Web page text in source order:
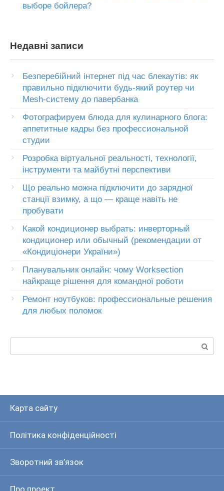
выборе бойлера?
Недавні записи
Безперебійний інтернет під час блекаутів: як
правильно підключити будь-який роутер чи
Mesh-систему до павербанка
Фотографируем блюда для кулинарного блога:
аппетитные кадры без профессиональной
студии
Розробка віртуальної реальності, технології,
інструменти та майбутні перспективи
Що реально можна підключити до зарядної
станції взимку, а що — краще навіть не
пробувати
Какой кондиционер выбрать: инверторный
кондиционер или обычный (рекомендации от
«Кондиціонери України»)
Планувальник онлайн: чому Worksection
найкраще рішення для командної роботи
Ремонт ноутбуков: профессиональные решения
для любых поломок
Карта сайту
Політика конфіденційності
Зворотний зв’язок